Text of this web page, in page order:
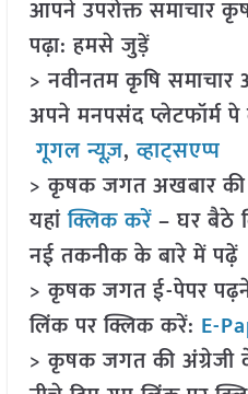
आपने उपरोक्त समाचार
पढ़ा: हमसे जुड़ें
> नवीनतम कृषि
अपने मनपसंद
गूगल न्यूज़,व्हाट्सएप्प
> कृषक जगत अखबार
यहांक्लिक करें– घर बैठे
नई तकनीक के बारे में पढ़ें
> कृषक जगत ई-पेपर
लिंक पर क्लिक करें: E-
> कृषक जगत की अंग्रेजी